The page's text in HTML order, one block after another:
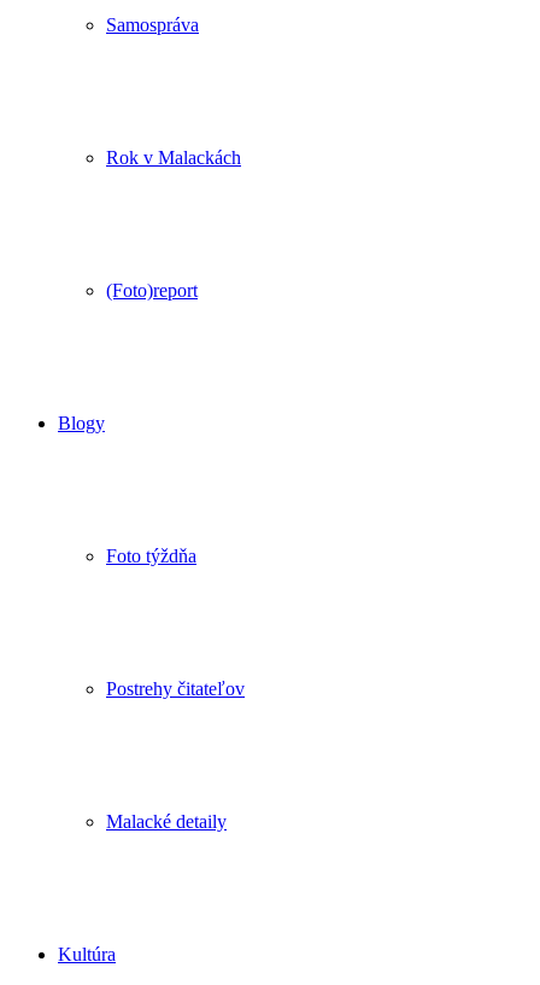
Samospráva
Rok v Malackách
(Foto)report
Blogy
Foto týždňa
Postrehy čitateľov
Malacké detaily
Kultúra